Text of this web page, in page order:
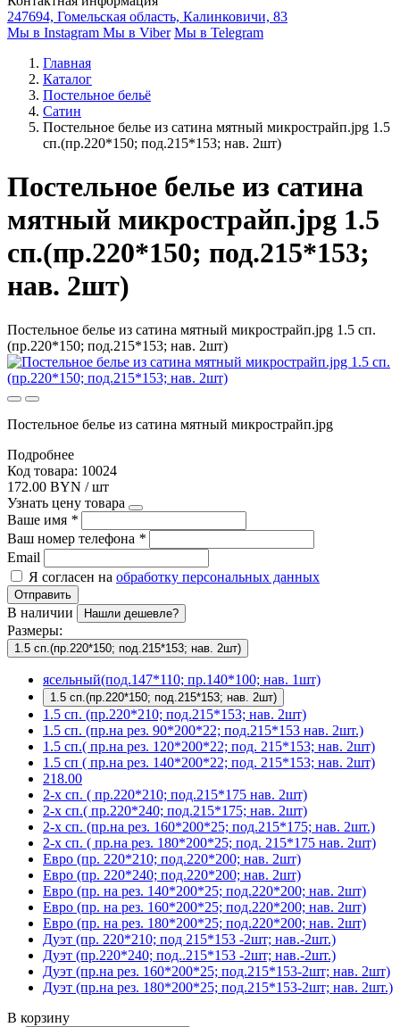
247694, Гомельская область, Калинковичи, 83
Мы в Instagram Мы в Viber Мы в Telegram
Главная
Каталог
Постельное бельё
Сатин
Постельное белье из сатина мятный микрострайп.jpg 1.5
сп.(пр.220*150; под.215*153; нав. 2шт)
Постельное белье из сатина
мятный микрострайп.jpg 1.5
сп.(пр.220*150; под.215*153;
нав. 2шт)
Постельное белье из сатина мятный микрострайп.jpg 1.5 сп.
(пр.220*150; под.215*153; нав. 2шт)
Постельное белье из сатина мятный микрострайп.jpg
Подробнее
Код товара: 10024
172.00 BYN / шт
Узнать цену товара
Ваше имя *
Ваш номер телефона *
Email
Я согласен на обработку персональных данных
Отправить
В наличии Нашли дешевле?
Размеры:
1.5 сп.(пр.220*150; под.215*153; нав. 2шт)
ясельный(под.147*110; пр.140*100; нав. 1шт)
1.5 сп.(пр.220*150; под.215*153; нав. 2шт)
1.5 сп. (пр.220*210; под.215*153; нав. 2шт)
1.5 сп. (пр.на рез. 90*200*22; под.215*153 нав. 2шт.)
1.5 сп.( пр.на рез. 120*200*22; под. 215*153; нав. 2шт)
1.5 сп ( пр.на рез. 140*200*22; под. 215*153; нав. 2шт)
218.00
2-х сп. ( пр.220*210; под.215*175 нав. 2шт)
2-х сп.( пр.220*240; под.215*175; нав. 2шт)
2-х сп. (пр.на рез. 160*200*25; под.215*175; нав. 2шт.)
2-х сп. ( пр.на рез. 180*200*25; под. 215*175 нав. 2шт)
Евро (пр. 220*210; под.220*200; нав. 2шт)
Евро (пр. 220*240; под.220*200; нав. 2шт)
Евро (пр. на рез. 140*200*25; под.220*200; нав. 2шт)
Евро (пр. на рез. 160*200*25; под.220*200; нав. 2шт)
Евро (пр. на рез. 180*200*25; под.220*200; нав. 2шт)
Дуэт (пр. 220*210; под 215*153 -2шт; нав.-2шт.)
Дуэт (пр.220*240; под..215*153 -2шт; нав.-2шт.)
Дуэт (пр.на рез. 160*200*25; под.215*153-2шт; нав. 2шт)
Дуэт (пр.на рез. 180*200*25; под.215*153-2шт; нав. 2шт.)
В корзину